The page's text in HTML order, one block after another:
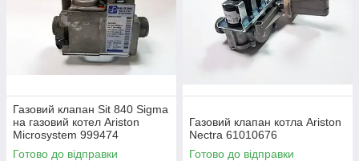
Газовий клапан Sit 840 Sigma
на газовий котел Ariston
Microsystem 999474
65102348
Готово до відправки
Газовий клапан котла Ariston
Nectra 61010676
Готово до відправки